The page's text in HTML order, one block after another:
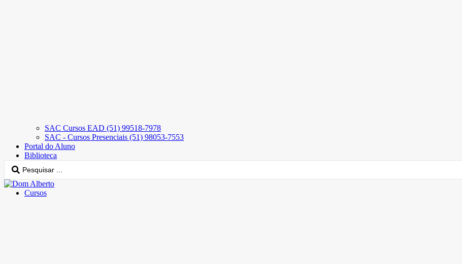
SAC Cursos EAD (51) 99518-7978
SAC - Cursos Presenciais (51) 98053-7553
Portal do Aluno
Biblioteca
Cursos